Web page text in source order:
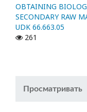
OBTAINING
SECONDARY RAW
UDK 66.663.05
261
Просматривать